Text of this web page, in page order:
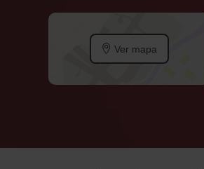
Ver mapa